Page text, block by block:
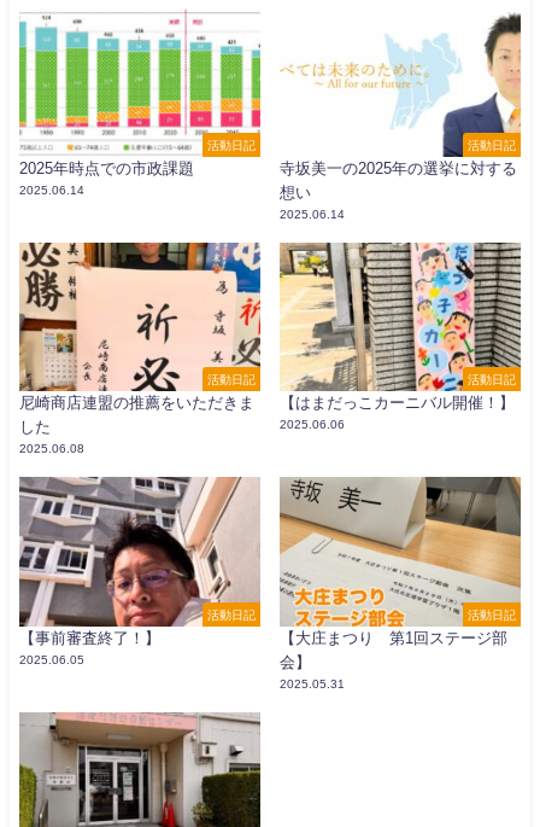
活動日記
2025年時点での市政課題
2025.06.14
活動日記
寺坂美一の2025年の選挙に対する
想い
2025.06.14
活動日記
尼崎商店連盟の推薦をいただきま
した
2025.06.08
活動日記
【はまだっこカーニバル開催！】
2025.06.06
活動日記
【事前審査終了！】
2025.06.05
活動日記
【大庄まつり 第1回ステージ部
会】
2025.05.31